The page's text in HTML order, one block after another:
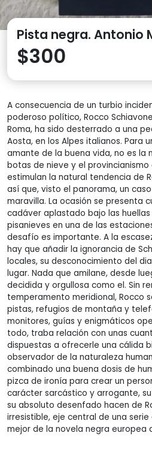
Pista negra. Antonio
$300
A consecuencia de un turbio
poderoso político, Rocco
Roma, ha sido desterrado a una
Aosta, en los Alpes italianos. Para
amante de la buena vida, no es la
botas de nieve y el
estimulan la natural tendencia de
así que, visto el panorama, un
maravilla. La ocasión se presenta
cadáver aplastado bajo las
pisanieves en una de las
desafío es importante. A la
hay que añadir la ignorancia de
locales, su desconocimiento del
lugar. Nada que amilane, desde
decidida y orgullosa como el. Sin
temperamento meridional, Rocco
pistas, refugios de montaña y
monitores, guías y enigmáticos
todo, traba relación con unas
dispuestas a ofrecerle una cálida
observador de la naturaleza
combinado una buena dosis de
pizca de ironía para crear un
carácter sarcástico y arrogante,
su absoluto desenfado hacen de
irresistible, eje central de una
mejor de la novela negra europea